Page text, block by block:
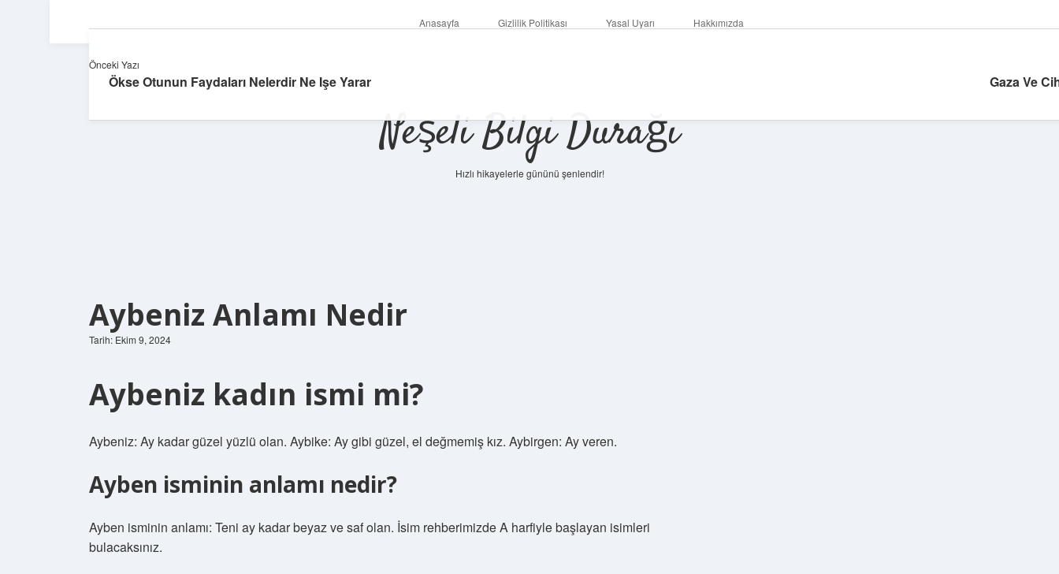
Anasayfa Gizlilik Politikası Yasal Uyarı Hakkımızda
Neşeli Bilgi Durağı
Hızlı hikayelerle gününü şenlendir!
Aybeniz Anlamı Nedir
Tarih: Ekim 9, 2024
Aybeniz kadın ismi mi?
Aybeniz: Ay kadar güzel yüzlü olan. Aybike: Ay gibi güzel, el değmemiş kız. Aybirgen: Ay veren.
Ayben isminin anlamı nedir?
Ayben isminin anlamı: Teni ay kadar beyaz ve saf olan. İsim rehberimizde A harfiyle başlayan isimleri
bulacaksınız.
Önceki Yazı
Ökse Otunun Faydaları Nelerdir Ne Işe Yarar Gaza Ve